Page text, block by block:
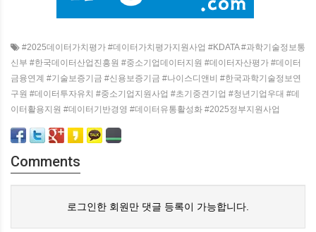
#2025데이터가치평가 #데이터가치평가지원사업 #KDATA #과학기술정보통
신부 #한국데이터산업진흥원 #중소기업데이터지원 #데이터자산평가 #데이터
금융연계 #기술보증기금 #신용보증기금 #나이스디앤비 #한국과학기술정보연
구원 #데이터투자유치 #중소기업지원사업 #초기중견기업 #청년기업우대 #데
이터활용지원 #데이터기반경영 #데이터유통활성화 #2025정부지원사업
Comments
로그인한 회원만 댓글 등록이 가능합니다.